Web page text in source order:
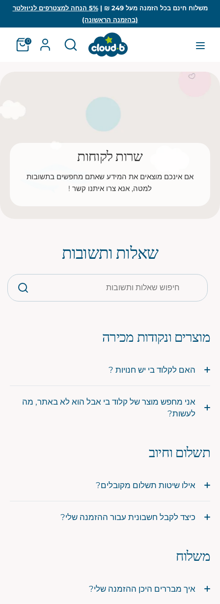
משלוח חינם בכל הזמנה מעל 249 ₪ |
5% הנחה למצטרפים לניוזלטר
(בהזמנה הראשונה)
חפש 0 חפש
שרות לקוחות
אם אינכם מוצאים את המידע שאתם מחפשים בתשובות
למטה, אנא צרו איתנו קשר !
שאלות ותשובות
מוצרים ונקודות מכירה
האם לקלוד בי יש חנויות ?
אני מחפש מוצר של קלוד בי אבל הוא לא באתר, מה
לעשות?
תשלום וחיוב
אילו שיטות תשלום מקובלים?
כיצד לקבל חשבונית עבור ההזמנה שלי?
משלוח
איך מבררים היכן ההזמנה שלי?